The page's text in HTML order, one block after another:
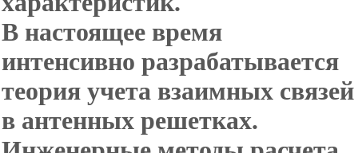
В настоящее время
интенсивно разрабатывается
теория учета взаимных связей
в антенных решетках.